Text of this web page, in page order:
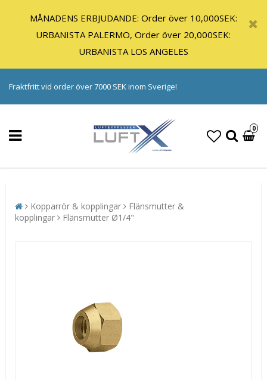
MÅNADENS ERBJUDANDE: Order över 10,000SEK:
URBANISTA PALERMO, Order över 20,000SEK:
URBANISTA LOS ANGELES
Fraktfritt vid order över 7000 SEK inom Sverige!
0
Kopparrör & kopplingar
Flänsmutter &
kopplingar
Flänsmutter Ø1/4"